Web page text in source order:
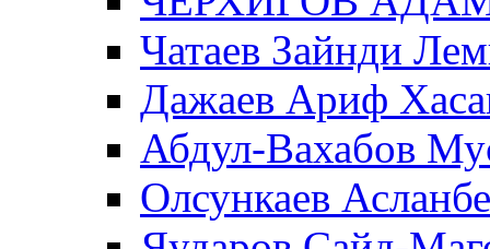
Чатаев Зайнди
Дажаев Ариф
Абдул-Вахабов
Олсункаев